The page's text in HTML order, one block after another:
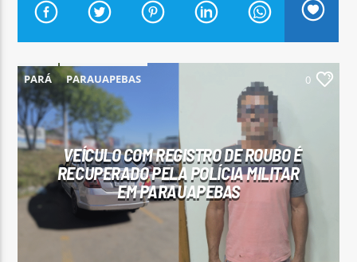
CURRENT TRACK
ARARA AZUL FM 96,9
Arara Azul FM
PARÁ PARAUAPEBAS 0
VEÍCULO COM REGISTRO DE ROUBO É
RECUPERADO PELA POLÍCIA MILITAR
EM PARAUAPEBAS